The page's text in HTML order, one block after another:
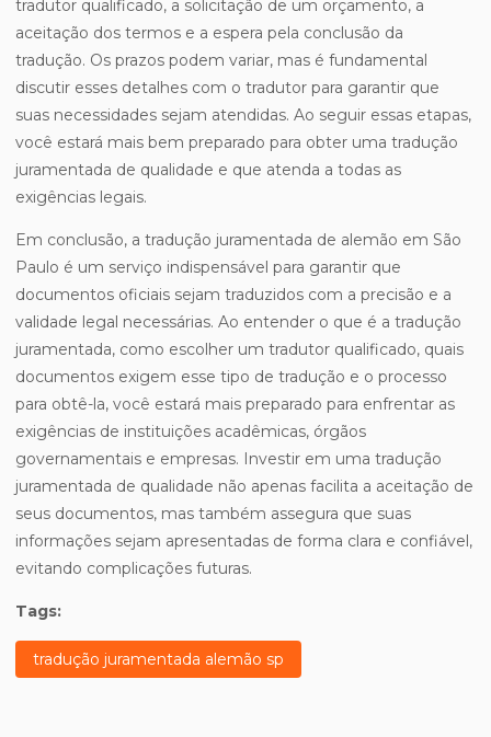
tradutor qualificado, a solicitação de um orçamento, a
aceitação dos termos e a espera pela conclusão da
tradução. Os prazos podem variar, mas é fundamental
discutir esses detalhes com o tradutor para garantir que
suas necessidades sejam atendidas. Ao seguir essas etapas,
você estará mais bem preparado para obter uma tradução
juramentada de qualidade e que atenda a todas as
exigências legais.
Em conclusão, a tradução juramentada de alemão em São
Paulo é um serviço indispensável para garantir que
documentos oficiais sejam traduzidos com a precisão e a
validade legal necessárias. Ao entender o que é a tradução
juramentada, como escolher um tradutor qualificado, quais
documentos exigem esse tipo de tradução e o processo
para obtê-la, você estará mais preparado para enfrentar as
exigências de instituições acadêmicas, órgãos
governamentais e empresas. Investir em uma tradução
juramentada de qualidade não apenas facilita a aceitação de
seus documentos, mas também assegura que suas
informações sejam apresentadas de forma clara e confiável,
evitando complicações futuras.
Tags:
tradução juramentada alemão sp